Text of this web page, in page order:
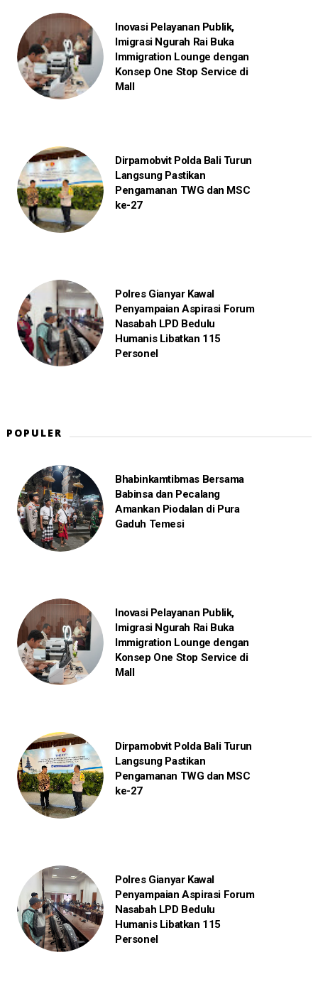
Inovasi Pelayanan Publik,
Imigrasi Ngurah Rai Buka
Immigration Lounge dengan
Konsep One Stop Service di
Mall
Dirpamobvit Polda Bali Turun
Langsung Pastikan
Pengamanan TWG dan MSC
ke-27
Polres Gianyar Kawal
Penyampaian Aspirasi Forum
Nasabah LPD Bedulu
Humanis Libatkan 115
Personel
POPULER
Bhabinkamtibmas Bersama
Babinsa dan Pecalang
Amankan Piodalan di Pura
Gaduh Temesi
Inovasi Pelayanan Publik,
Imigrasi Ngurah Rai Buka
Immigration Lounge dengan
Konsep One Stop Service di
Mall
Dirpamobvit Polda Bali Turun
Langsung Pastikan
Pengamanan TWG dan MSC
ke-27
Polres Gianyar Kawal
Penyampaian Aspirasi Forum
Nasabah LPD Bedulu
Humanis Libatkan 115
Personel